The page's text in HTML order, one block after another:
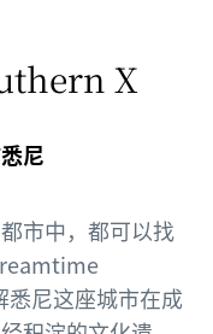
X
尼
市中，都可以找
尼这座城市在成